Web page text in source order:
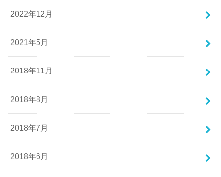
2022年12月
2021年5月
2018年11月
2018年8月
2018年7月
2018年6月